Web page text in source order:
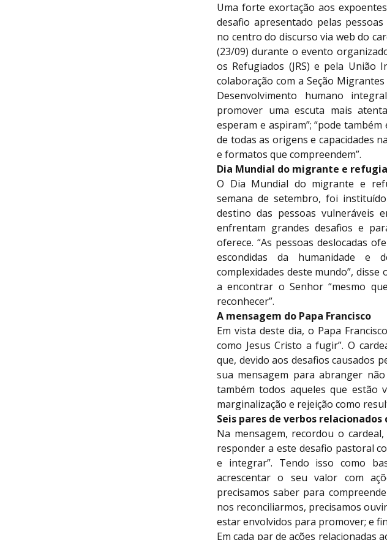
Uma forte exortação aos
desafio apresentado pelas
no centro do discurso via web do
(23/09) durante o evento
os Refugiados (JRS) e pela União
colaboração com a Seção
Desenvolvimento humano
promover uma escuta mais
esperam e aspiram”; “pode
de todas as origens e capacidades
e formatos que compreendem”.
Dia Mundial do migrante e
O Dia Mundial do migrante e
semana de setembro, foi
destino das pessoas vulneráveis
enfrentam grandes desafios e
oferece. “As pessoas deslocadas
escondidas da humanidade e
complexidades deste mundo”, disse
a encontrar o Senhor “mesmo
reconhecer”.
A mensagem do Papa Francisco
Em vista deste dia, o Papa
como Jesus Cristo a fugir”. O
que, devido aos desafios causados
sua mensagem para abranger
também todos aqueles que estão
marginalização e rejeição como
Seis pares de verbos
Na mensagem, recordou o
responder a este desafio pastoral
e integrar”. Tendo isso como
acrescentar o seu valor com
precisamos saber para
nos reconciliarmos, precisamos
estar envolvidos para promover; e
Em cada par de ações relacionadas